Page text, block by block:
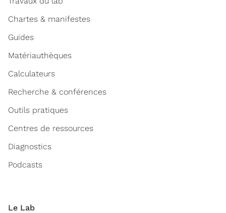
Chartes & manifestes
Guides
Matériauthèques
Calculateurs
Recherche & conférences
Outils pratiques
Centres de ressources
Diagnostics
Podcasts
Le Lab